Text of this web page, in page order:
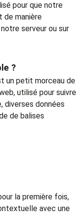
pour que notre
manière
serveur ou sur
?
un petit morceau de
utilisé pour suivre
diverses données
de balises
la première fois,
avec une